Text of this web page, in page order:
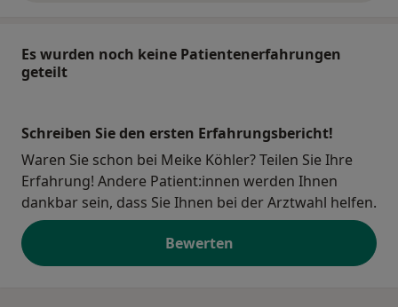
Es wurden noch keine Patientenerfahrungen
geteilt
Schreiben Sie den ersten Erfahrungsbericht!
Waren Sie schon bei Meike Köhler? Teilen Sie Ihre
Erfahrung! Andere Patient:innen werden Ihnen
dankbar sein, dass Sie Ihnen bei der Arztwahl helfen.
Bewerten